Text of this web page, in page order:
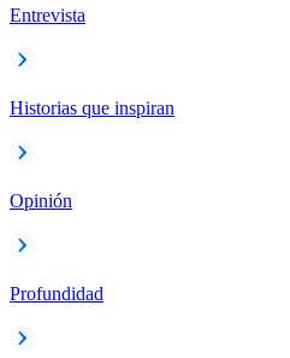
Entrevista
Historias que inspiran
Opinión
Profundidad